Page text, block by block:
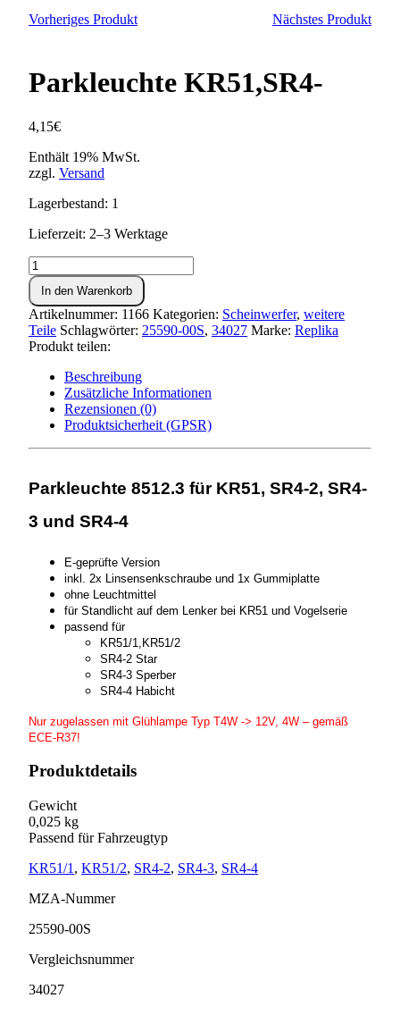
Vorheriges Produkt
Nächstes Produkt
Parkleuchte KR51,SR4-
4,15€
Enthält 19% MwSt.
zzgl. Versand
Lagerbestand: 1
Lieferzeit: 2–3 Werktage
Parkleuchte
KR51,SR4-
Menge
In den Warenkorb
Artikelnummer: 1166 Kategorien: Scheinwerfer, weitere
Teile Schlagwörter: 25590-00S, 34027 Marke: Replika
Produkt teilen:
Beschreibung
Zusätzliche Informationen
Rezensionen (0)
Produktsicherheit (GPSR)
Parkleuchte 8512.3 für KR51, SR4-2, SR4-
3 und SR4-4
E-geprüfte Version
inkl. 2x Linsensenkschraube und 1x Gummiplatte
ohne Leuchtmittel
für Standlicht auf dem Lenker bei KR51 und Vogelserie
passend für
KR51/1,KR51/2
SR4-2 Star
SR4-3 Sperber
SR4-4 Habicht
Nur zugelassen mit Glühlampe Typ T4W -> 12V, 4W – gemäß
ECE-R37!
Produktdetails
Gewicht
0,025 kg
Passend für Fahrzeugtyp
KR51/1 , KR51/2, SR4-2, SR4-3, SR4-4
MZA-Nummer
25590-00S
Vergleichsnummer
34027